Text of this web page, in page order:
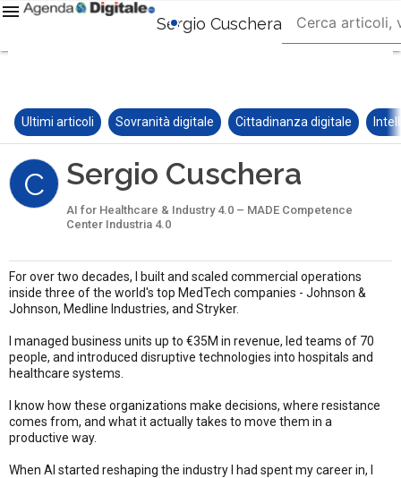
Sergio Cuschera
Ultimi articoli Sovranità digitale Cittadinanza digitale
C Sergio Cuschera
AI for Healthcare & Industry 4.0 – MADE Competence
Center Industria 4.0
For over two decades, I built and scaled commercial operations
inside three of the world's top MedTech companies - Johnson &
Johnson, Medline Industries, and Stryker.
I managed business units up to €35M in revenue, led teams of 70
people, and introduced disruptive technologies into hospitals and
healthcare systems.
I know how these organizations make decisions, where resistance
comes from, and what it actually takes to move them in a
productive way.
When AI started reshaping the industry I had spent my career in, I